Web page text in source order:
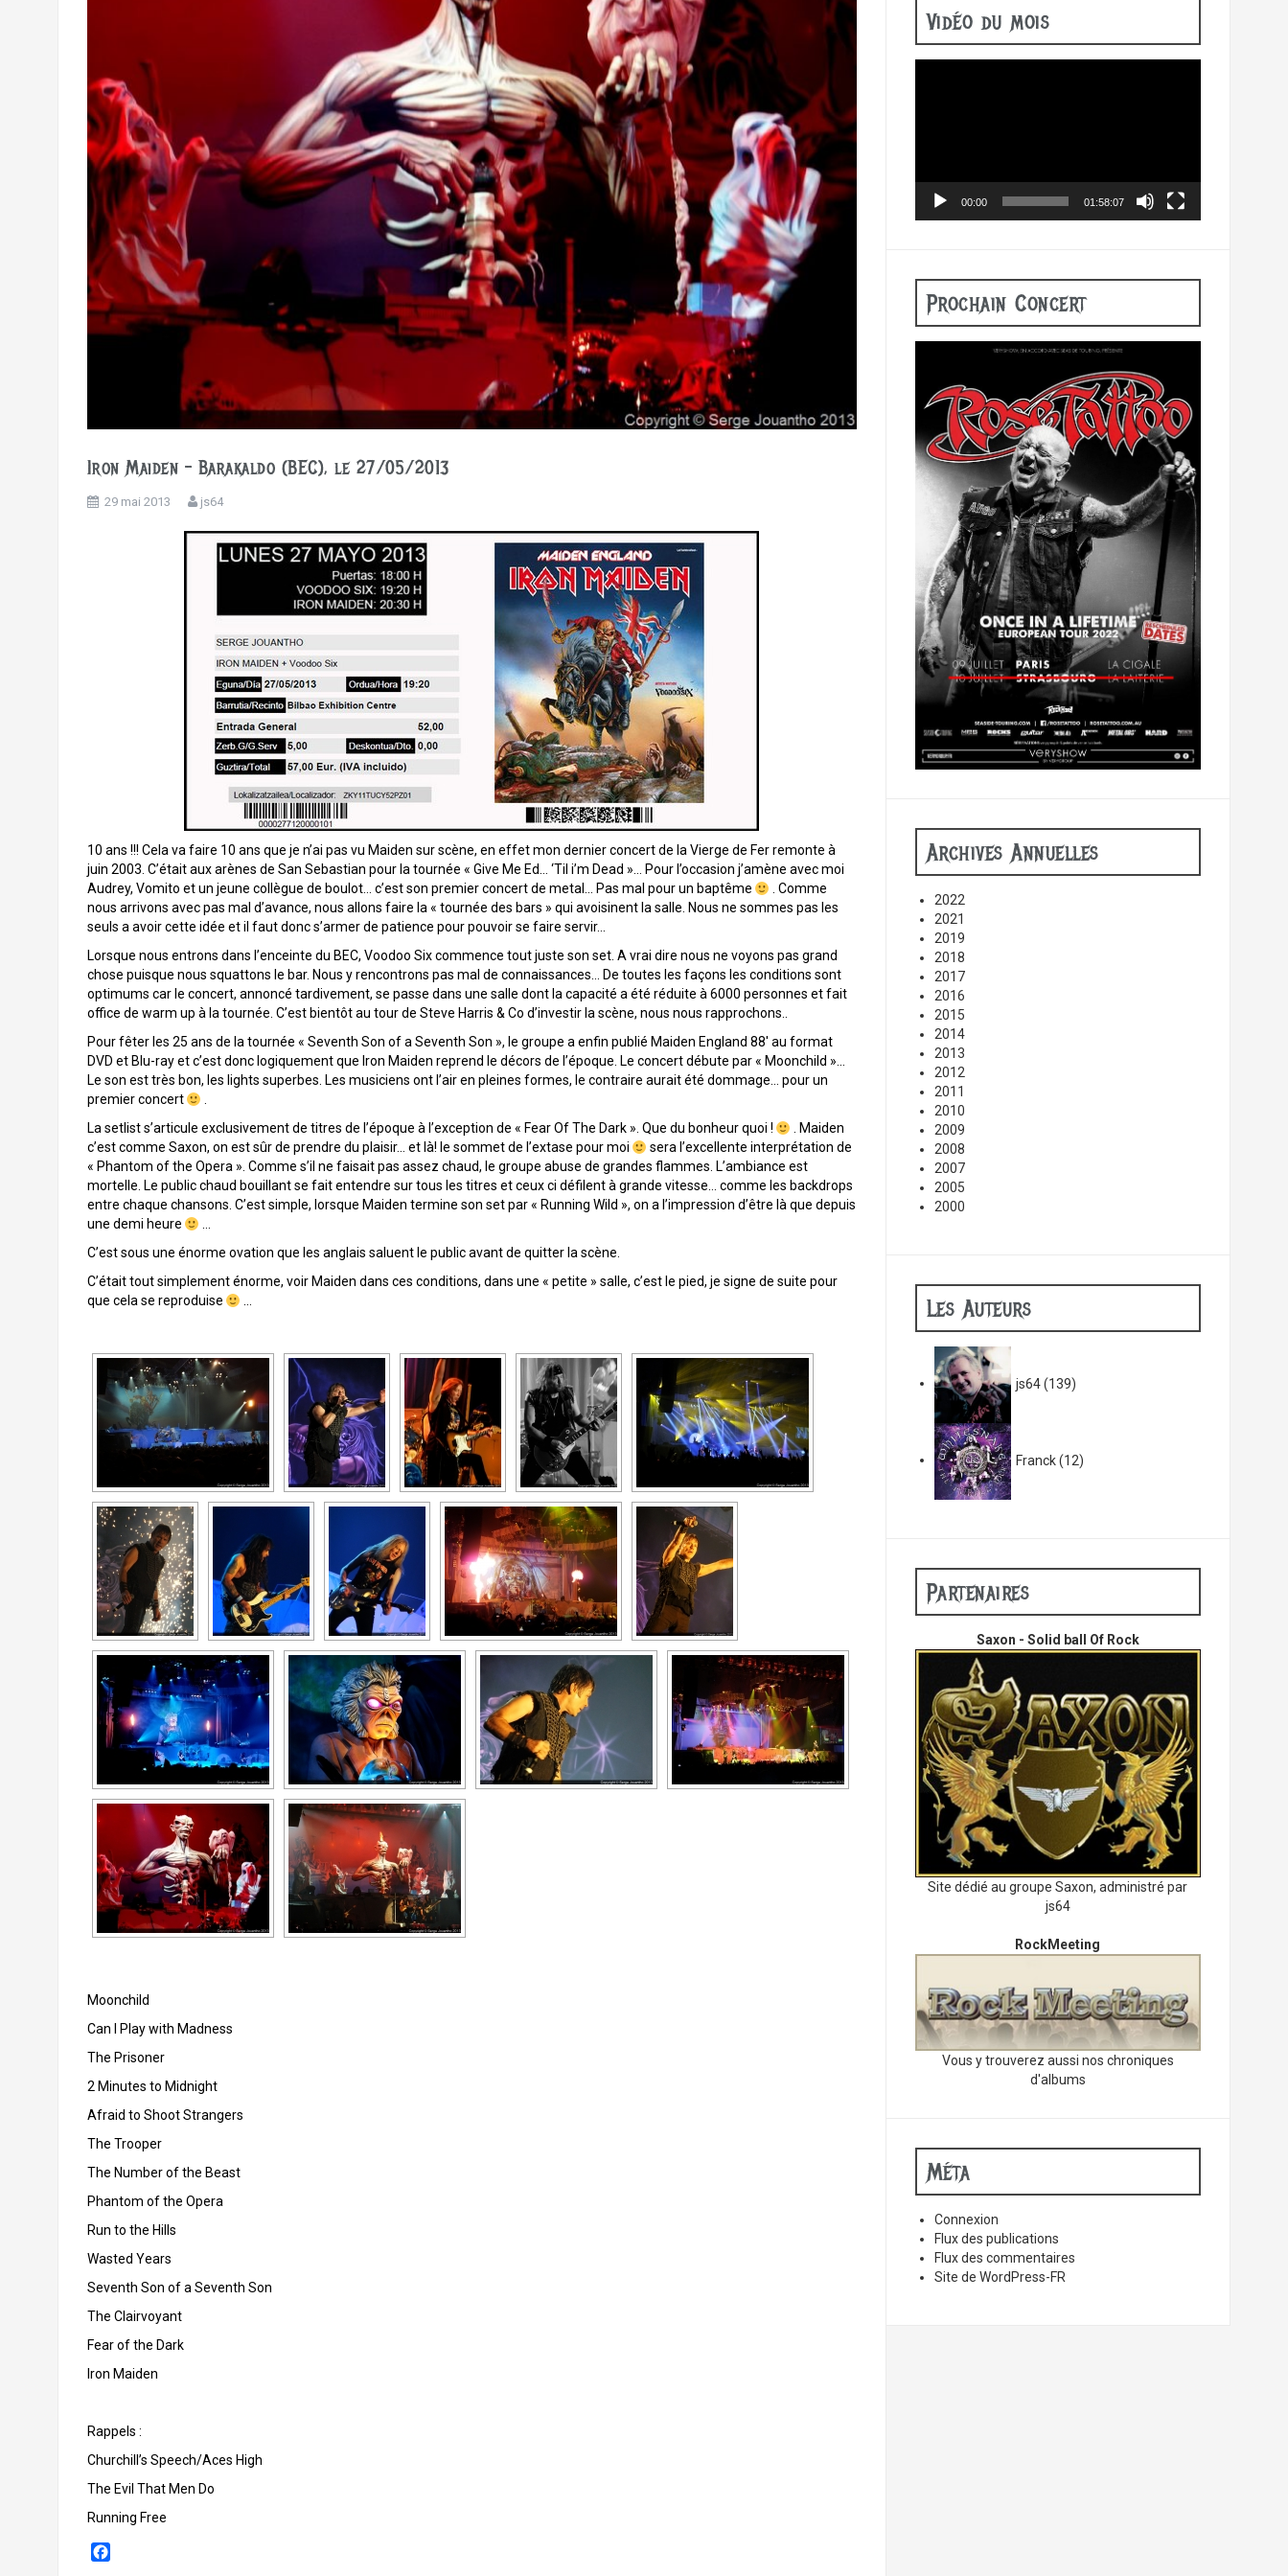
Iron Maiden – Barakaldo (BEC), le 27/05/2013
29 mai 2013 js64
10 ans !!! Cela va faire 10 ans que je n’ai pas vu Maiden sur scène, en effet mon dernier concert de la Vierge de Fer remonte à
juin 2003. C’était aux arènes de San Sebastian pour la tournée « Give Me Ed… ‘Til i’m Dead »… Pour l’occasion j’amène avec moi
Audrey, Vomito et un jeune collègue de boulot… c’est son premier concert de metal… Pas mal pour un baptême
. Comme
nous arrivons avec pas mal d’avance, nous allons faire la « tournée des bars » qui avoisinent la salle. Nous ne sommes pas les
seuls a avoir cette idée et il faut donc s’armer de patience pour pouvoir se faire servir…
Lorsque nous entrons dans l’enceinte du BEC, Voodoo Six commence tout juste son set. A vrai dire nous ne voyons pas grand
chose puisque nous squattons le bar. Nous y rencontrons pas mal de connaissances… De toutes les façons les conditions sont
optimums car le concert, annoncé tardivement, se passe dans une salle dont la capacité a été réduite à 6000 personnes et fait
office de warm up à la tournée. C’est bientôt au tour de Steve Harris & Co d’investir la scène, nous nous rapprochons..
Pour fêter les 25 ans de la tournée « Seventh Son of a Seventh Son », le groupe a enfin publié Maiden England 88′ au format
DVD et Blu-ray et c’est donc logiquement que Iron Maiden reprend le décors de l’époque. Le concert débute par « Moonchild »…
Le son est très bon, les lights superbes. Les musiciens ont l’air en pleines formes, le contraire aurait été dommage… pour un
premier concert
.
La setlist s’articule exclusivement de titres de l’époque à l’exception de « Fear Of The Dark ». Que du bonheur quoi !
. Maiden
c’est comme Saxon, on est sûr de prendre du plaisir… et là! le sommet de l’extase pour moi
sera l’excellente interprétation de
« Phantom of the Opera ». Comme s’il ne faisait pas assez chaud, le groupe abuse de grandes flammes. L’ambiance est
mortelle. Le public chaud bouillant se fait entendre sur tous les titres et ceux ci défilent à grande vitesse… comme les backdrops
entre chaque chansons. C’est simple, lorsque Maiden termine son set par « Running Wild », on a l’impression d’être là que depuis
une demi heure
…
C’est sous une énorme ovation que les anglais saluent le public avant de quitter la scène.
C’était tout simplement énorme, voir Maiden dans ces conditions, dans une « petite » salle, c’est le pied, je signe de suite pour
que cela se reproduise
…
Moonchild
Can I Play with Madness
The Prisoner
2 Minutes to Midnight
Afraid to Shoot Strangers
The Trooper
The Number of the Beast
Phantom of the Opera
Run to the Hills
Wasted Years
Seventh Son of a Seventh Son
The Clairvoyant
Fear of the Dark
Iron Maiden
Rappels :
Churchill’s Speech/Aces High
The Evil That Men Do
Running Free
Vidéo du mois
00:00 01:58:07
Prochain Concert
Archives Annuelles
2022
2021
2019
2018
2017
2016
2015
2014
2013
2012
2011
2010
2009
2008
2007
2005
2000
Les Auteurs
js64(139)
Franck(12)
Partenaires
Saxon - Solid ball Of Rock
Site dédié au groupe Saxon, administré par
js64
RockMeeting
Vous y trouverez aussi nos chroniques
d'albums
Méta
Connexion
Flux des publications
Flux des commentaires
Site de WordPress-FR